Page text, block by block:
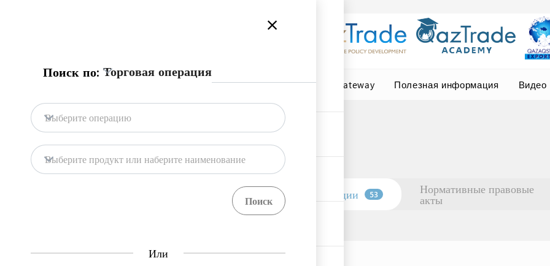
Гос. системы Central Asia Gateway Полезная информация Видео
База портала
Гос. системы
Поиск по: Торговая операция
Выберите операцию
Выберите продукт или наберите наименование
Или
Хранилища
Организации 53 Нормативные правовые
акты